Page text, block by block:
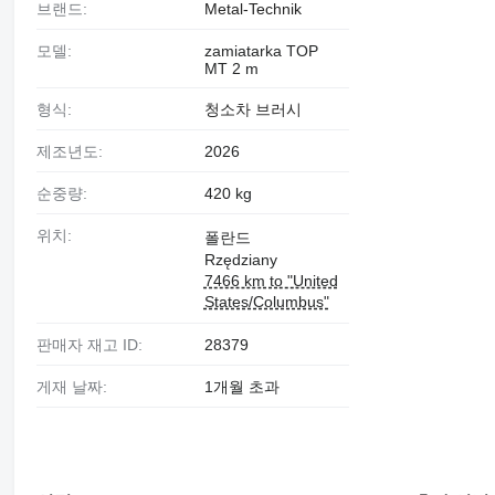
브랜드: Metal-Technik
모델:
zamiatarka TOP
MT 2 m
형식: 청소차 브러시
제조년도: 2026
순중량: 420 kg
위치:
폴란드
Rzędziany
7466 km to "United
States/Columbus"
판매자 재고 ID: 28379
게재 날짜: 1개월 초과